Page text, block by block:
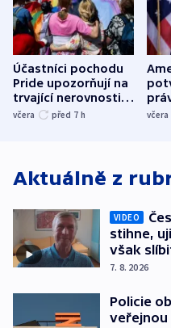
Účastníci pochodu
Pride upozorňují na
trvající nerovnosti i
společenskou
včera před 7 h včera
Aktuálně z
VIDEO
stihne,
však
7. 8. 2026
Policie
veřejnou